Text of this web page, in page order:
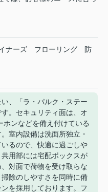
ナーズ フローリング
防
、「ラ・パルク・ステー
。セキュリティ面は、オ
ホンなどを備え付けている
室内設備は洗面所独立・
るので、快適に過ごしや
用部には宅配ボックスが
対面で荷物を受け取らな
除のしやすさを同時に備
を採用しております。フ